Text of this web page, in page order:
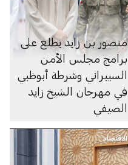
منصور بن زايد يطلع على
برامج مجلس الأمن
السيبراني وشرطة أبوظبي
في مهرجان الشيخ زايد
الصيفي
الاقتصاد